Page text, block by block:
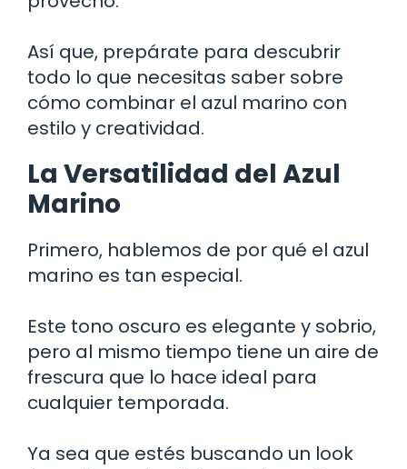
Así que, prepárate para descubrir
todo lo que necesitas saber sobre
cómo combinar el azul marino con
estilo y creatividad.
La Versatilidad del Azul
Marino
Primero, hablemos de por qué el azul
marino es tan especial.
Este tono oscuro es elegante y sobrio,
pero al mismo tiempo tiene un aire de
frescura que lo hace ideal para
cualquier temporada.
Ya sea que estés buscando un look